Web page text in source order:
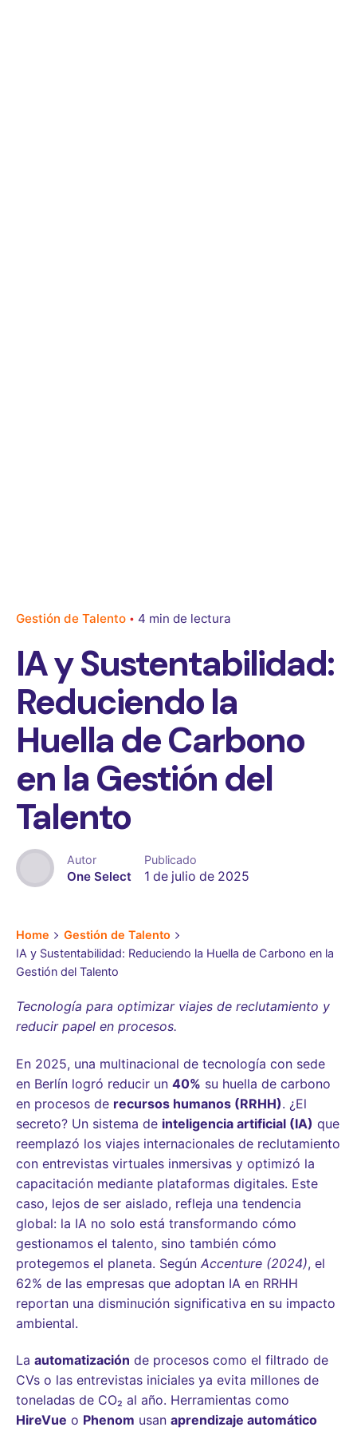
Gestión de Talento 4 min de lectura
IA y Sustentabilidad:
Reduciendo la
Huella de Carbono
en la Gestión del
Talento
Autor
One Select
Publicado
1 de julio de 2025
Home
Gestión de Talento
IA y Sustentabilidad: Reduciendo la Huella de Carbono en la
Gestión del Talento
Tecnología para optimizar viajes de reclutamiento y
reducir papel en procesos.
En 2025, una multinacional de tecnología con sede
en Berlín logró reducir un 40% su huella de carbono
en procesos de recursos humanos (RRHH). ¿El
secreto? Un sistema de inteligencia artificial (IA) que
reemplazó los viajes internacionales de reclutamiento
con entrevistas virtuales inmersivas y optimizó la
capacitación mediante plataformas digitales. Este
caso, lejos de ser aislado, refleja una tendencia
global: la IA no solo está transformando cómo
gestionamos el talento, sino también cómo
protegemos el planeta. Según Accenture (2024), el
62% de las empresas que adoptan IA en RRHH
reportan una disminución significativa en su impacto
ambiental.
La automatización de procesos como el filtrado de
CVs o las entrevistas iniciales ya evita millones de
toneladas de CO₂ al año. Herramientas como
HireVue o Phenom usan aprendizaje automático